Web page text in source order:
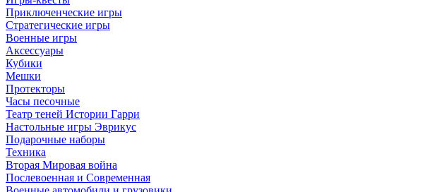
Приключенческие игры
Стратегические игры
Военные игры
Аксессуары
Кубики
Мешки
Протекторы
Часы песочные
Театр теней Истории Гарри
Настольные игры Эврикус
Подарочные наборы
Техника
Вторая Мировая война
Послевоенная и Современная